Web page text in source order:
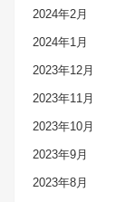
2024年2月
2024年1月
2023年12月
2023年11月
2023年10月
2023年9月
2023年8月